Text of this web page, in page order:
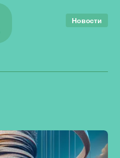
Новости